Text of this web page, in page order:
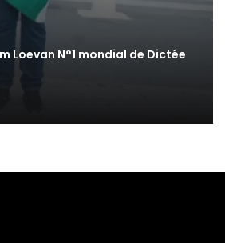
Loevan N°1 mondial de Dictée